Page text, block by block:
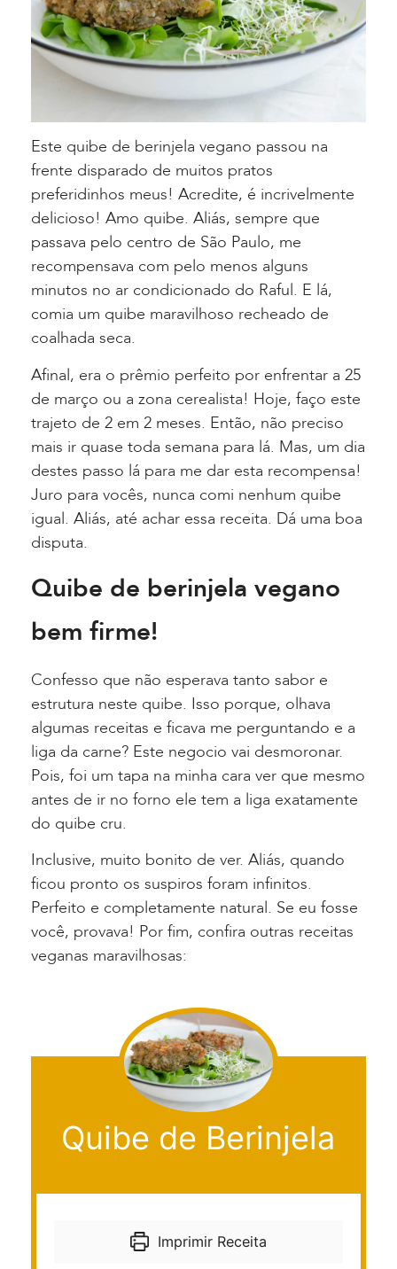
Este quibe de berinjela vegano passou na
frente disparado de muitos pratos
preferidinhos meus! Acredite, é incrivelmente
delicioso! Amo quibe. Aliás, sempre que
passava pelo centro de São Paulo, me
recompensava com pelo menos alguns
minutos no ar condicionado do Raful. E lá,
comia um quibe maravilhoso recheado de
coalhada seca.
Afinal, era o prêmio perfeito por enfrentar a 25
de março ou a zona cerealista! Hoje, faço este
trajeto de 2 em 2 meses. Então, não preciso
mais ir quase toda semana para lá. Mas, um dia
destes passo lá para me dar esta recompensa!
Juro para vocês, nunca comi nenhum quibe
igual. Aliás, até achar essa receita. Dá uma boa
disputa.
Quibe de berinjela vegano
bem firme!
Confesso que não esperava tanto sabor e
estrutura neste quibe. Isso porque, olhava
algumas receitas e ficava me perguntando e a
liga da carne? Este negocio vai desmoronar.
Pois, foi um tapa na minha cara ver que mesmo
antes de ir no forno ele tem a liga exatamente
do quibe cru.
Inclusive, muito bonito de ver. Aliás, quando
ficou pronto os suspiros foram infinitos.
Perfeito e completamente natural. Se eu fosse
você, provava! Por fim, confira outras receitas
veganas maravilhosas:
Quibe de Berinjela
Imprimir Receita